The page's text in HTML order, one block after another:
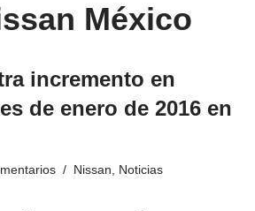
México
incremento en
de enero de 2016 en
Nissan, Noticias